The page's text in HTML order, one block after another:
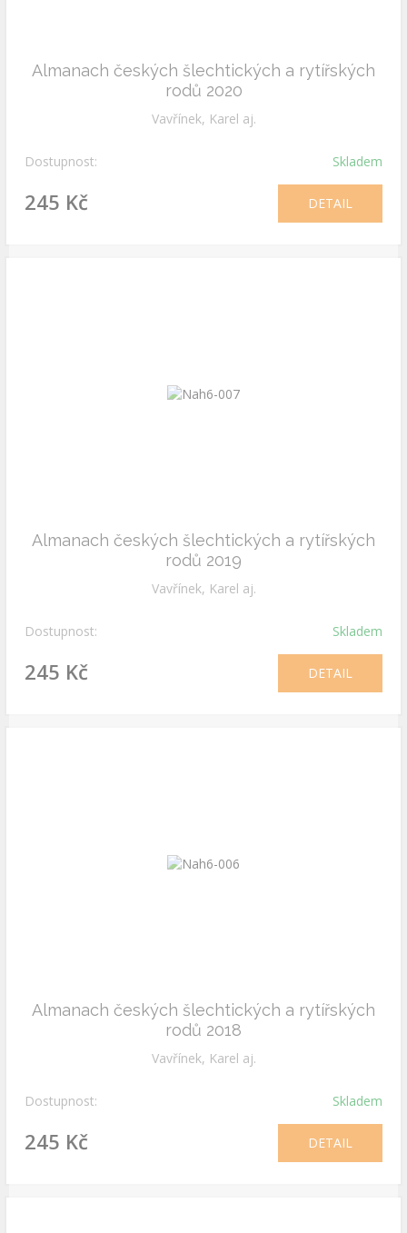
Almanach českých šlechtických a rytířských
rodů 2020
Vavřínek, Karel aj.
Dostupnost: Skladem
245 Kč DETAIL
Almanach českých šlechtických a rytířských
rodů 2019
Vavřínek, Karel aj.
Dostupnost: Skladem
245 Kč DETAIL
Almanach českých šlechtických a rytířských
rodů 2018
Vavřínek, Karel aj.
Dostupnost: Skladem
245 Kč DETAIL